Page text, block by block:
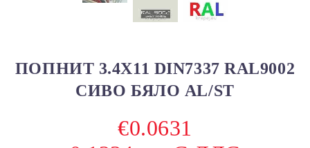
ПОПНИТ 3.4Х11 DIN7337 RAL9002
СИВО БЯЛО AL/ST
€0.0631